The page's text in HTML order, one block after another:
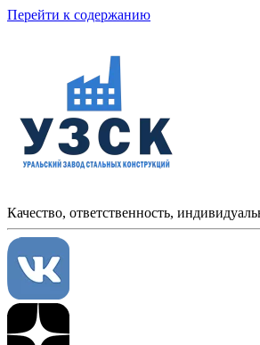
Перейти к содержанию
Качество, ответственность,